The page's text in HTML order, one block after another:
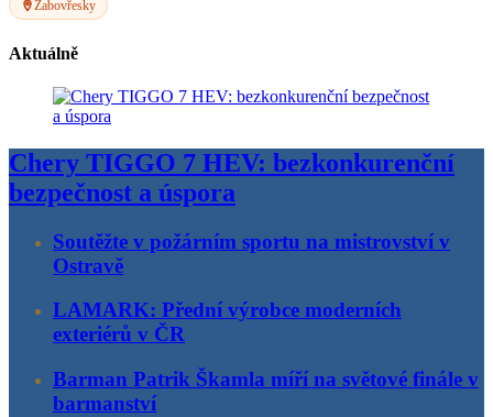
Žabovřesky
Aktuálně
Chery TIGGO 7 HEV: bezkonkurenční
bezpečnost a úspora
Soutěžte v požárním sportu na mistrovství v
Ostravě
LAMARK: Přední výrobce moderních
exteriérů v ČR
Barman Patrik Škamla míří na světové finále v
barmanství